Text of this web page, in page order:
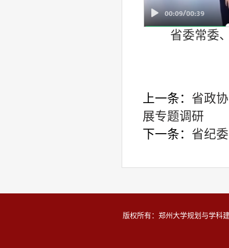
省委常委
上一条： 省政
展专题调研
下一条： 省纪
版权所有：郑州大学规划与学